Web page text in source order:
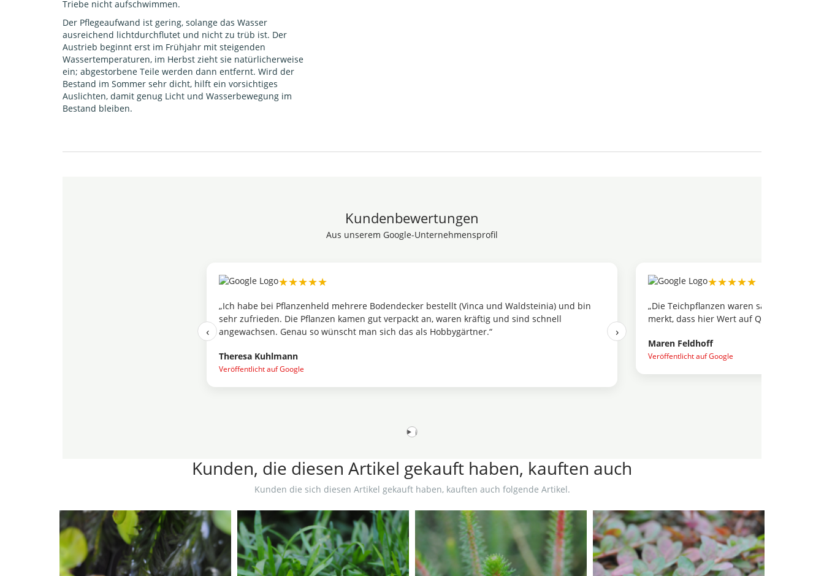
Triebe nicht aufschwimmen.
Der Pflegeaufwand ist gering, solange das Wasser
ausreichend lichtdurchflutet und nicht zu trüb ist. Der
Austrieb beginnt erst im Frühjahr mit steigenden
Wassertemperaturen, im Herbst zieht sie natürlicherweise
ein; abgestorbene Teile werden dann entfernt. Wird der
Bestand im Sommer sehr dicht, hilft ein vorsichtiges
Auslichten, damit genug Licht und Wasserbewegung im
Bestand bleiben.
Kundenbewertungen
Aus unserem Google-Unternehmensprofil
★★★★★
„Ich habe bei Pflanzenheld mehrere Bodendecker bestellt (Vinca und Waldsteinia) und bin
sehr zufrieden. Die Pflanzen kamen gut verpackt an, waren kräftig und sind schnell
angewachsen. Genau so wünscht man sich das als Hobbygärtner.“
Theresa Kuhlmann
Veröffentlicht auf Google
★★★★★
„Die Teichpflanzen waren sauber
merkt, dass hier Wert auf Qualität gelegt
Maren Feldhoff
Veröffentlicht auf Google
‹ ›
i
Kunden, die diesen Artikel gekauft haben, kauften auch
Kunden die sich diesen Artikel gekauft haben, kauften auch folgende Artikel.